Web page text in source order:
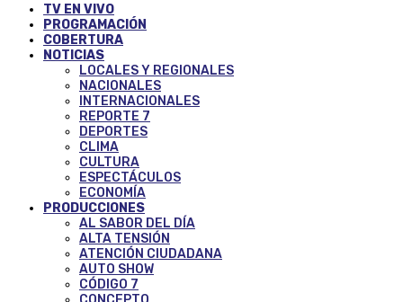
TV EN VIVO
PROGRAMACIÓN
COBERTURA
NOTICIAS
LOCALES Y REGIONALES
NACIONALES
INTERNACIONALES
REPORTE 7
DEPORTES
CLIMA
CULTURA
ESPECTÁCULOS
ECONOMÍA
PRODUCCIONES
AL SABOR DEL DÍA
ALTA TENSIÓN
ATENCIÓN CIUDADANA
AUTO SHOW
CÓDIGO 7